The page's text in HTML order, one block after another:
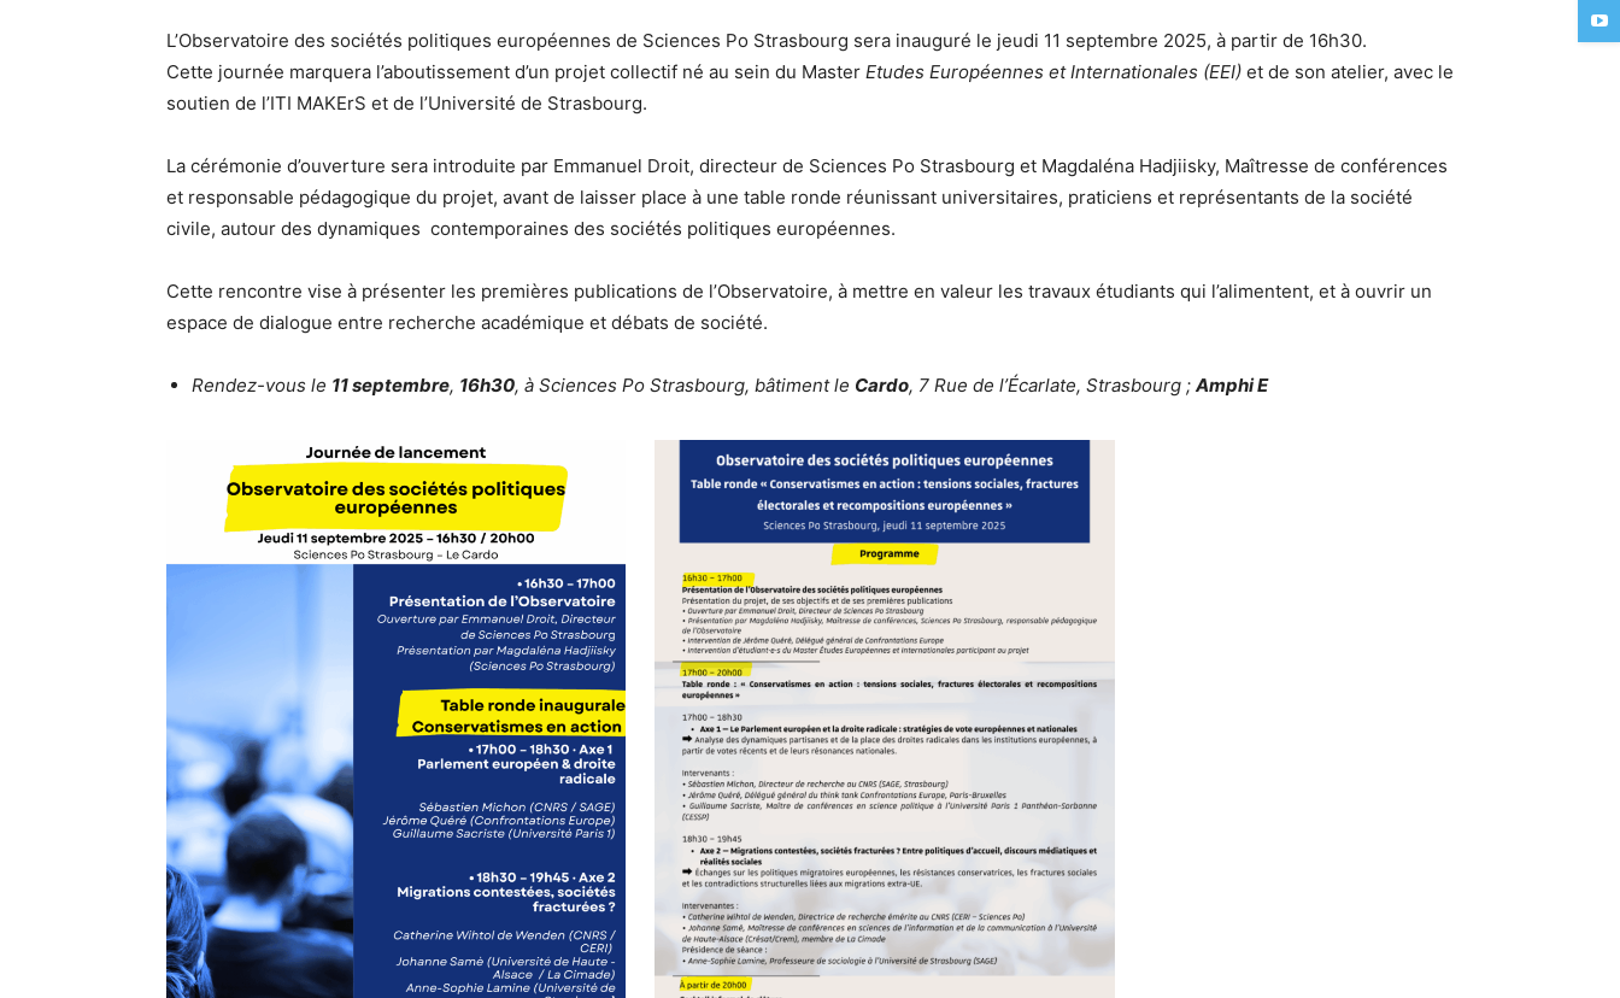
L’Observatoire des sociétés politiques européennes de Sciences Po Strasbourg sera inauguré le jeudi 11 septembre 2025, à partir de 16h30.
Cette journée marquera l’aboutissement d’un projet collectif né au sein du Master Etudes Européennes et Internationales (EEI) et de son atelier, avec le
soutien de l’ITI MAKErS et de l’Université de Strasbourg.
La cérémonie d’ouverture sera introduite par Emmanuel Droit, directeur de Sciences Po Strasbourg et Magdaléna Hadjiisky, Maîtresse de conférences
et responsable pédagogique du projet, avant de laisser place à une table ronde réunissant universitaires, praticiens et représentants de la société
civile, autour des dynamiques contemporaines des sociétés politiques européennes.
Cette rencontre vise à présenter les premières publications de l’Observatoire, à mettre en valeur les travaux étudiants qui l’alimentent, et à ouvrir un
espace de dialogue entre recherche académique et débats de société.
Rendez-vous le 11 septembre, 16h30, à Sciences Po Strasbourg, bâtiment le Cardo, 7 Rue de l’Écarlate, Strasbourg ; Amphi E